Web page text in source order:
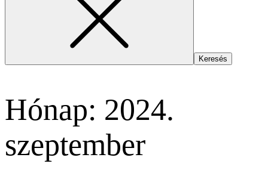
Hónap: 2024.
szeptember